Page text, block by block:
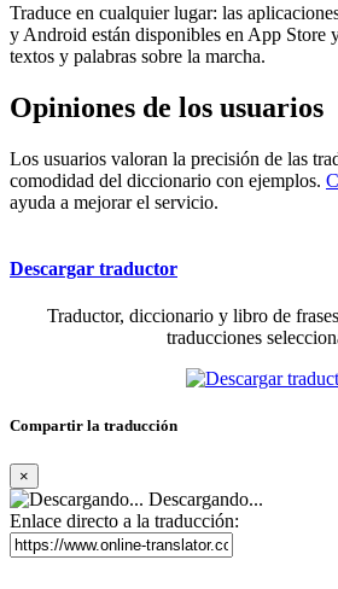
Traduce en cualquier lugar: las
y Android están disponibles en App Store
textos y palabras sobre la marcha.
Opiniones de los usuarios
Los usuarios valoran la precisión de las
comodidad del diccionario con ejemplos.
ayuda a mejorar el servicio.
Descargar traductor
Traductor, diccionario y libro de
traducciones
Compartir la traducción
×
Descargando...
Enlace directo a la traducción: